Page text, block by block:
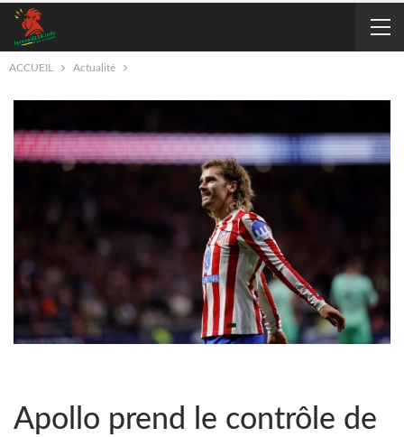
ACCUEIL Actualité
Apollo prend le contrôle de